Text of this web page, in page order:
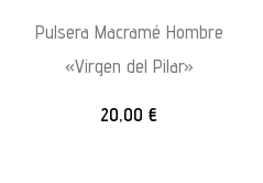
Pulsera Macramé Hombre
«Virgen del Pilar»
20,00 €